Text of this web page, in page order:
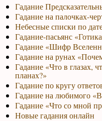
Гадание
Гадание на палочках-
Небесные списки по
Гадание-пасьянс
Гадание «Шифр
Гадание на рунах
Гадание «Что в глазах,
планах?»
Гадание по кругу
Гадание на любимого
Гадание «Что со мной
Новые гадания онлайн